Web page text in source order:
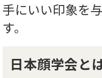
手にいい印象を
す。
日本顔学会と